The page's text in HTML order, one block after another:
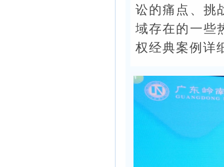
讼的痛点、挑
域存在的一些
权经典案例详